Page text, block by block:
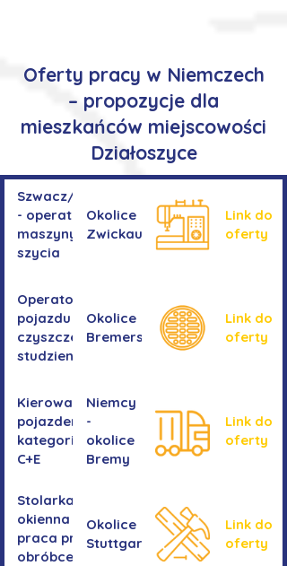
Oferty pracy w Niemczech
– propozycje dla
mieszkańców miejscowości
Działoszyce
Szwacz/Szwaczka
- operator
maszyny do
szycia
Okolice
Zwickau
Link do
oferty
Operator/operatorka
pojazdu do
czyszczenia
studzienek
Okolice
Bremershaven
Link do
oferty
Kierowanie
pojazdem
kategorii
C+E
Niemcy
-
okolice
Bremy
Link do
oferty
Stolarka
okienna -
praca przy
obróbce
Okolice
Stuttgartu
Link do
oferty